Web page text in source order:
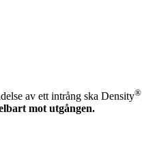
av ett intrång ska Density®
mot utgången.